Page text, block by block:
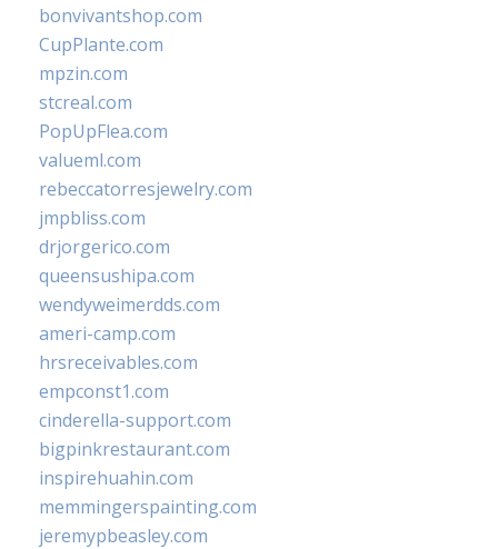
bonvivantshop.com
CupPlante.com
mpzin.com
stcreal.com
PopUpFlea.com
valueml.com
rebeccatorresjewelry.com
jmpbliss.com
drjorgerico.com
queensushipa.com
wendyweimerdds.com
ameri-camp.com
hrsreceivables.com
empconst1.com
cinderella-support.com
bigpinkrestaurant.com
inspirehuahin.com
memmingerspainting.com
jeremypbeasley.com